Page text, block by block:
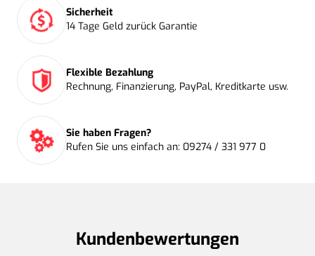
Sicherheit
14 Tage Geld zurück Garantie
Flexible Bezahlung
Rechnung, Finanzierung, PayPal, Kreditkarte usw.
Sie haben Fragen?
Rufen Sie uns einfach an: 09274 / 331 977 0
Kundenbewertungen